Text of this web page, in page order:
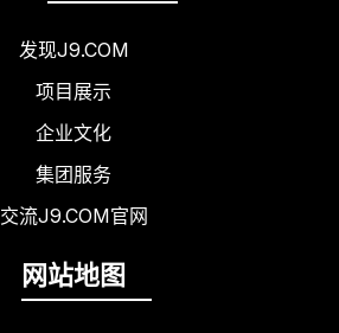
发现J9.COM
项目展示
企业文化
集团服务
交流J9.COM官网
网站地图